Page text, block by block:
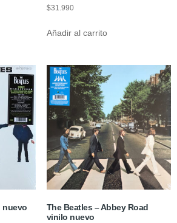
$31.990
Añadir al carrito
nuevo
The Beatles – Abbey Road
vinilo nuevo